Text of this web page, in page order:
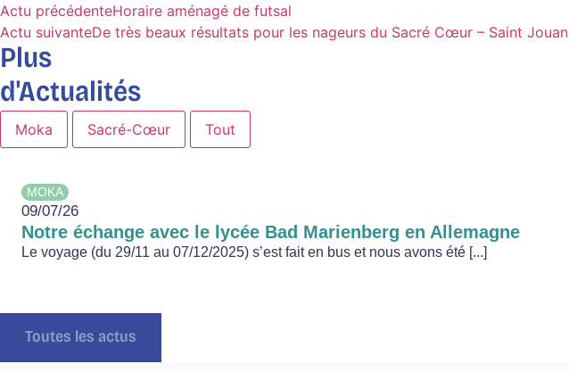
Actu précédenteHoraire aménagé de futsal
Actu suivanteDe très beaux résultats pour les nageurs du Sacré Cœur – Saint Jouan
Plus
d'Actualités
Moka Sacré-Cœur Tout
MOKA
09/07/26
Notre échange avec le lycée Bad Marienberg en Allemagne
Le voyage (du 29/11 au 07/12/2025) s’est fait en bus et nous avons été [...]
Toutes les actus